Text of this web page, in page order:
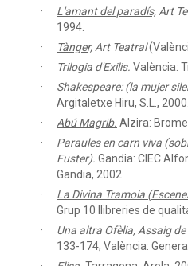
L'amant del paradís, Art
1994.
Tànger, Art Teatral
Trilogia d'Exilis. València:
Shakespeare: (la mujer
Argitaletxe Hiru, S.L., 2000.
Abú Magrib. Alzira:
Paraules en carn viva
Fuster). Gandia: CIEC
Gandia, 2002.
La Divina Tramoia
Grup 10 llibreries de
Una altra Ofèlia, Assaig de
133-174; València: